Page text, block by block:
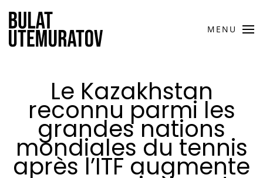
MENU
Le Kazakhstan
reconnu parmi les
grandes nations
mondiales du tennis
après l’ITF augmente